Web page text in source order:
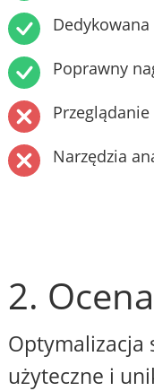
Poprawny
Narzędzia
2.
użyteczne i